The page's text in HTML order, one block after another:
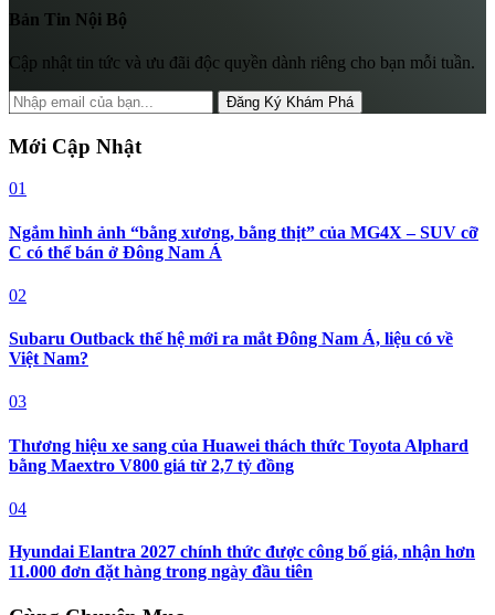
Bản Tin Nội Bộ
Cập nhật tin tức và ưu đãi độc quyền dành riêng cho bạn mỗi tuần.
Đăng Ký Khám Phá
Mới Cập Nhật
01
Ngắm hình ảnh “bằng xương, bằng thịt” của MG4X – SUV cỡ
C có thể bán ở Đông Nam Á
02
Subaru Outback thế hệ mới ra mắt Đông Nam Á, liệu có về
Việt Nam?
03
Thương hiệu xe sang của Huawei thách thức Toyota Alphard
bằng Maextro V800 giá từ 2,7 tỷ đồng
04
Hyundai Elantra 2027 chính thức được công bố giá, nhận hơn
11.000 đơn đặt hàng trong ngày đầu tiên